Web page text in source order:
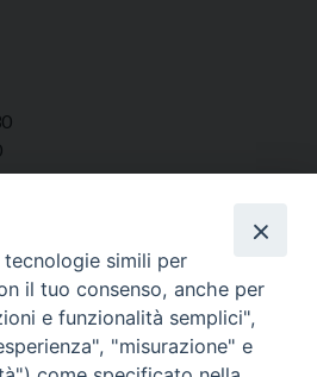
simili per
il tuo consenso, anche per
e funzionalità semplici",
"misurazione" e